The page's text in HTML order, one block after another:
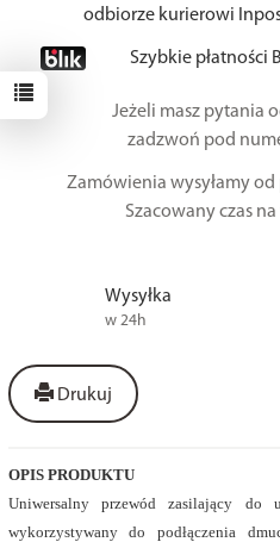
odbiorze kurierowi
Szybkie płatności
Jeżeli masz pytania
zadzwoń pod
Zamówienia wysyłamy
Szacowany czas na
Wysyłka
w 24h
Drukuj
OPIS PRODUKTU
Uniwersalny przewód zasilający do
wykorzystywany do podłączenia